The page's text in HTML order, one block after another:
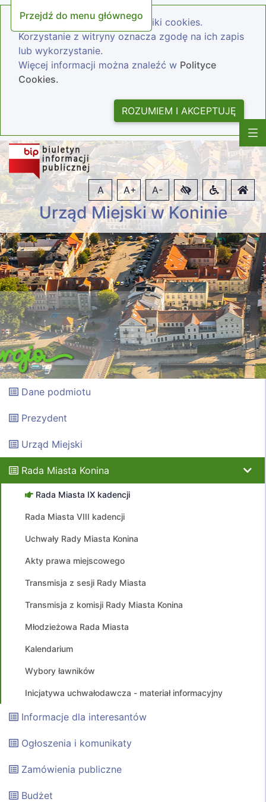
Przejdź do menu głównego
Nasza strona wykorzystuje pliki cookies.
Korzystanie z witryny oznacza zgodę na ich zapis
lub wykorzystanie.
Więcej informacji można znaleźć w Polityce
Cookies.
ROZUMIEM I AKCEPTUJĘ
Urząd Miejski w Koninie
A A+ A-
Dane podmiotu
Prezydent
Urząd Miejski
Rada Miasta Konina
Rada Miasta IX kadencji
Rada Miasta VIII kadencji
Uchwały Rady Miasta Konina
Akty prawa miejscowego
Transmisja z sesji Rady Miasta
Transmisja z komisji Rady Miasta Konina
Młodzieżowa Rada Miasta
Kalendarium
Wybory ławników
Inicjatywa uchwałodawcza - materiał informacyjny
Informacje dla interesantów
Ogłoszenia i komunikaty
Zamówienia publiczne
Budżet